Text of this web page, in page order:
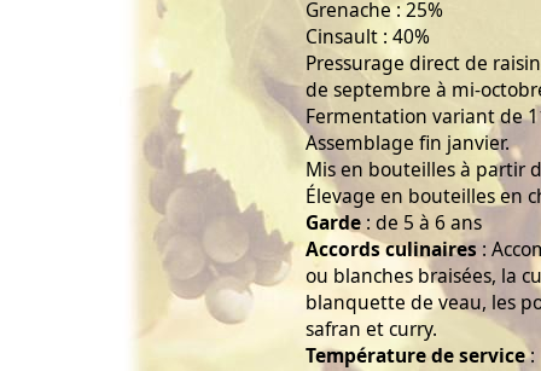
Grenache : 25%
Cinsault : 40%
Pressurage direct de
de septembre à mi-
Fermentation variant de
Assemblage fin janvier.
Mis en bouteilles à partir
Élevage en bouteilles en
Garde : de 5 à 6 ans
Accords culinaires :
ou blanches braisées, la
blanquette de veau, les
safran et curry.
Température de service: